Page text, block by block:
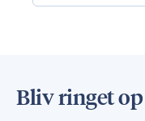
Bliv ringet